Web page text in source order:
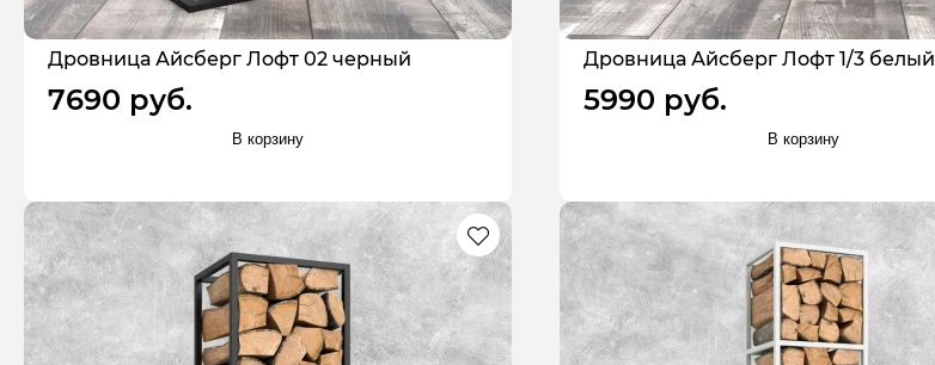
Дровница Айсберг Лофт 02 черный
7690 руб.
В корзину
Дровница Айсберг Лофт 1/3 белый
5990 руб.
В корзину